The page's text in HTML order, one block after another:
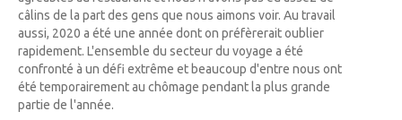
câlins de la part des gens que nous aimons voir. Au travail
aussi, 2020 a été une année dont on préfèrerait oublier
rapidement. L'ensemble du secteur du voyage a été
confronté à un défi extrême et beaucoup d'entre nous ont
été temporairement au chômage pendant la plus grande
partie de l'année.